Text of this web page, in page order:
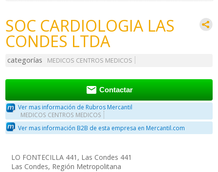
SOC CARDIOLOGIA LAS
CONDES LTDA
categorías MEDICOS CENTROS MEDICOS
 Contactar
Ver mas información de Rubros Mercantil
MEDICOS CENTROS MEDICOS
Ver mas información B2B de esta empresa en Mercantil.com
LO FONTECILLA 441, Las Condes 441
Las Condes, Región Metropolitana